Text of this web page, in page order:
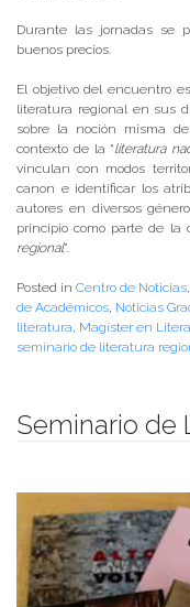
Durante las jornadas se
buenos precios.
El objetivo del encuentro
literatura regional en sus
sobre la noción misma de
contexto de la “literatura
vinculan con modos
canon e identificar los
autores en diversos
principio como parte de la
regional”.
Posted in Centro de Noticias,
de Académicos, Noticias
literatura, Magíster en
seminario de literatura
Seminario de